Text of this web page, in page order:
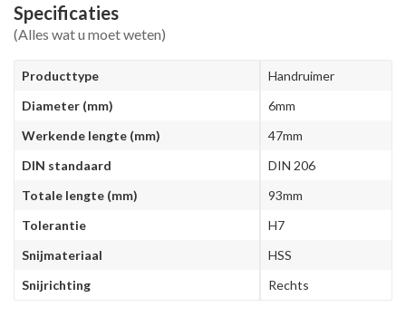
Specificaties
(Alles wat u moet weten)
Producttype
Handruimer
Diameter (mm)
6mm
Werkende lengte (mm)
47mm
DIN standaard
DIN 206
Totale lengte (mm)
93mm
Tolerantie
H7
Snijmateriaal
HSS
Snijrichting
Rechts